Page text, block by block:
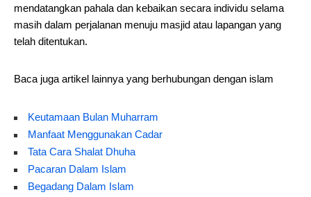
mendatangkan pahala dan kebaikan secara individu selama
masih dalam perjalanan menuju masjid atau lapangan yang
telah ditentukan.
Baca juga artikel lainnya yang berhubungan dengan islam
Keutamaan Bulan Muharram
Manfaat Menggunakan Cadar
Tata Cara Shalat Dhuha
Pacaran Dalam Islam
Begadang Dalam Islam